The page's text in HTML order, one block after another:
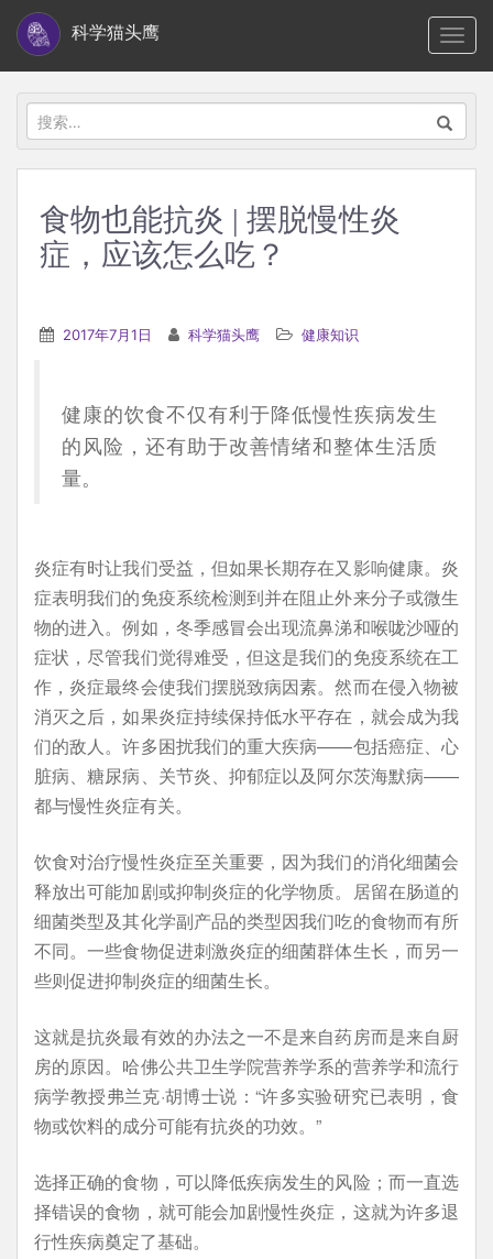
i
科学猫头鹰
搜
索：
食物也能抗炎 | 摆脱慢性炎
症，应该怎么吃？
2017年7月1日 科学猫头鹰 健康知识
健康的饮食不仅有利于降低慢性疾病发生
的风险，还有助于改善情绪和整体生活质
量。
炎症有时让我们受益，但如果长期存在又影响健康。炎
症表明我们的免疫系统检测到并在阻止外来分子或微生
物的进入。例如，冬季感冒会出现流鼻涕和喉咙沙哑的
症状，尽管我们觉得难受，但这是我们的免疫系统在工
作，炎症最终会使我们摆脱致病因素。然而在侵入物被
消灭之后，如果炎症持续保持低水平存在，就会成为我
们的敌人。许多困扰我们的重大疾病——包括癌症、心
脏病、糖尿病、关节炎、抑郁症以及阿尔茨海默病——
都与慢性炎症有关。
饮食对治疗慢性炎症至关重要，因为我们的消化细菌会
释放出可能加剧或抑制炎症的化学物质。居留在肠道的
细菌类型及其化学副产品的类型因我们吃的食物而有所
不同。一些食物促进刺激炎症的细菌群体生长，而另一
些则促进抑制炎症的细菌生长。
这就是抗炎最有效的办法之一不是来自药房而是来自厨
房的原因。哈佛公共卫生学院营养学系的营养学和流行
病学教授弗兰克·胡博士说：“许多实验研究已表明，食
物或饮料的成分可能有抗炎的功效。”
选择正确的食物，可以降低疾病发生的风险；而一直选
择错误的食物，就可能会加剧慢性炎症，这就为许多退
行性疾病奠定了基础。